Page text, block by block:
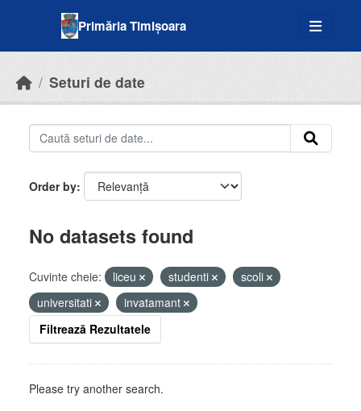
Primăria Timișoara
Seturi de date
Order by
No datasets found
Cuvinte cheie: liceu studenti
scoli
universitati
invatamant
Filtrează Rezultatele
Please try another search.